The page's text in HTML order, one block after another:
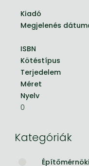
Kiadó
Megjelenés
ISBN
Kötéstípus
Terjedelem
Méret
Nyelv
0
Kategóriák